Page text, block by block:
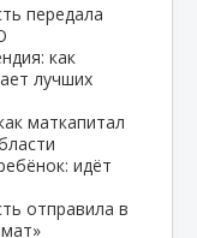
передала
как
лучших
маткапитал
идёт
отправила в